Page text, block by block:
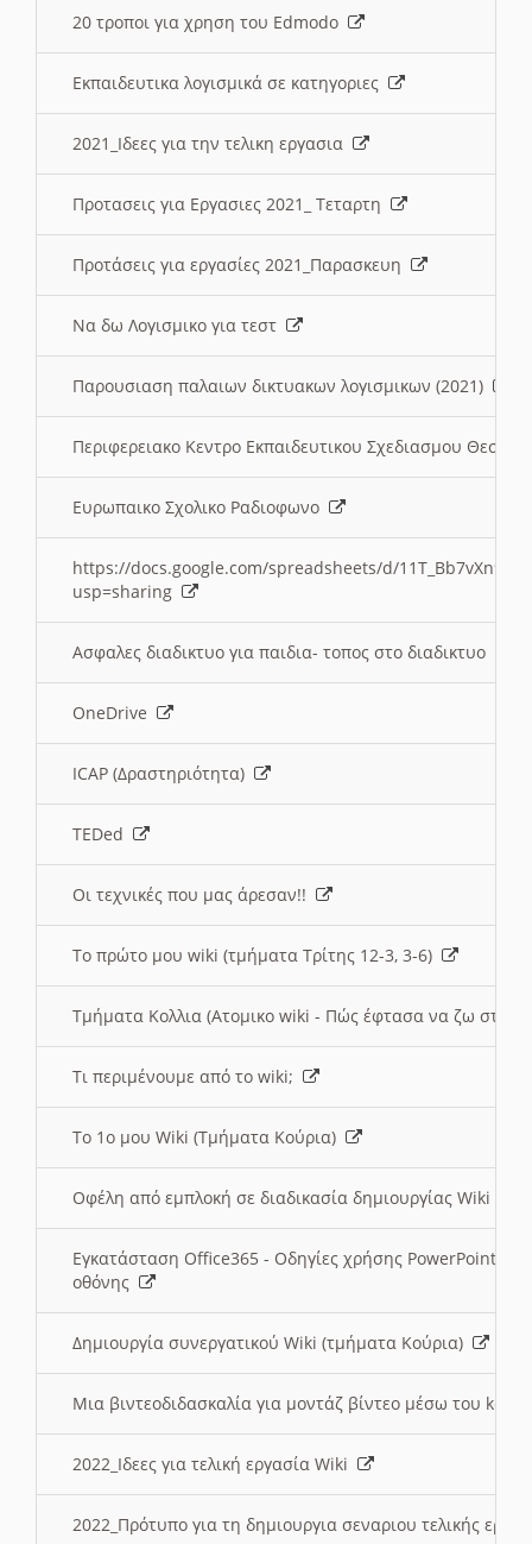
20 τροποι για χρηση του Edmodo
Εκπαιδευτικα λογισμικά σε κατηγοριες
2021_Ιδεες για την τελικη εργασια
Προτασεις για Εργασιες 2021_ Τεταρτη
Προτάσεις για εργασίες 2021_Παρασκευη
Να δω Λογισμικο για τεστ
Παρουσιαση παλαιων δικτυακων λογισμικων (2021)
Περιφερειακο Κεντρο Εκπαιδευτικου Σχεδιασμου
Ευρωπαικο Σχολικο Ραδιοφωνο
https://docs.google.com/spreadsheets/d/
usp=sharing
Ασφαλες διαδικτυο για παιδια- τοπος στο διαδικτυο
OneDrive
ICAP (Δραστηριότητα)
TEDed
Οι τεχνικές που μας άρεσαν!!
Το πρώτο μου wiki (τμήματα Τρίτης 12-3, 3-6)
Τμήματα Κολλια (Ατομικο wiki - Πώς έφτασα να ζω στην
Τι περιμένουμε από το wiki;
Το 1ο μου Wiki (Τμήματα Κούρια)
Οφέλη από εμπλοκή σε διαδικασία δημιουργίας Wiki
Εγκατάσταση Office365 - Οδηγίες χρήσης PowerPoint
οθόνης
Δημιουργία συνεργατικού Wiki (τμήματα Κούρια)
Μια βιντεοδιδασκαλία για μοντάζ βίντεο μέσω του
2022_Ιδεες για τελική εργασία Wiki
2022_Πρότυπο για τη δημιουργια σεναριου τελικής